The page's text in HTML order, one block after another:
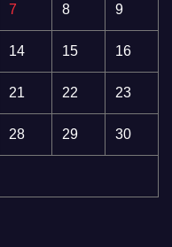
7 8 9
14 15 16
21 22 23
28 29 30